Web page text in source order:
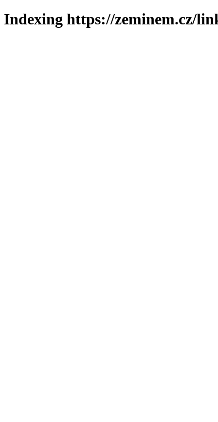
Indexing https://zeminem.cz/